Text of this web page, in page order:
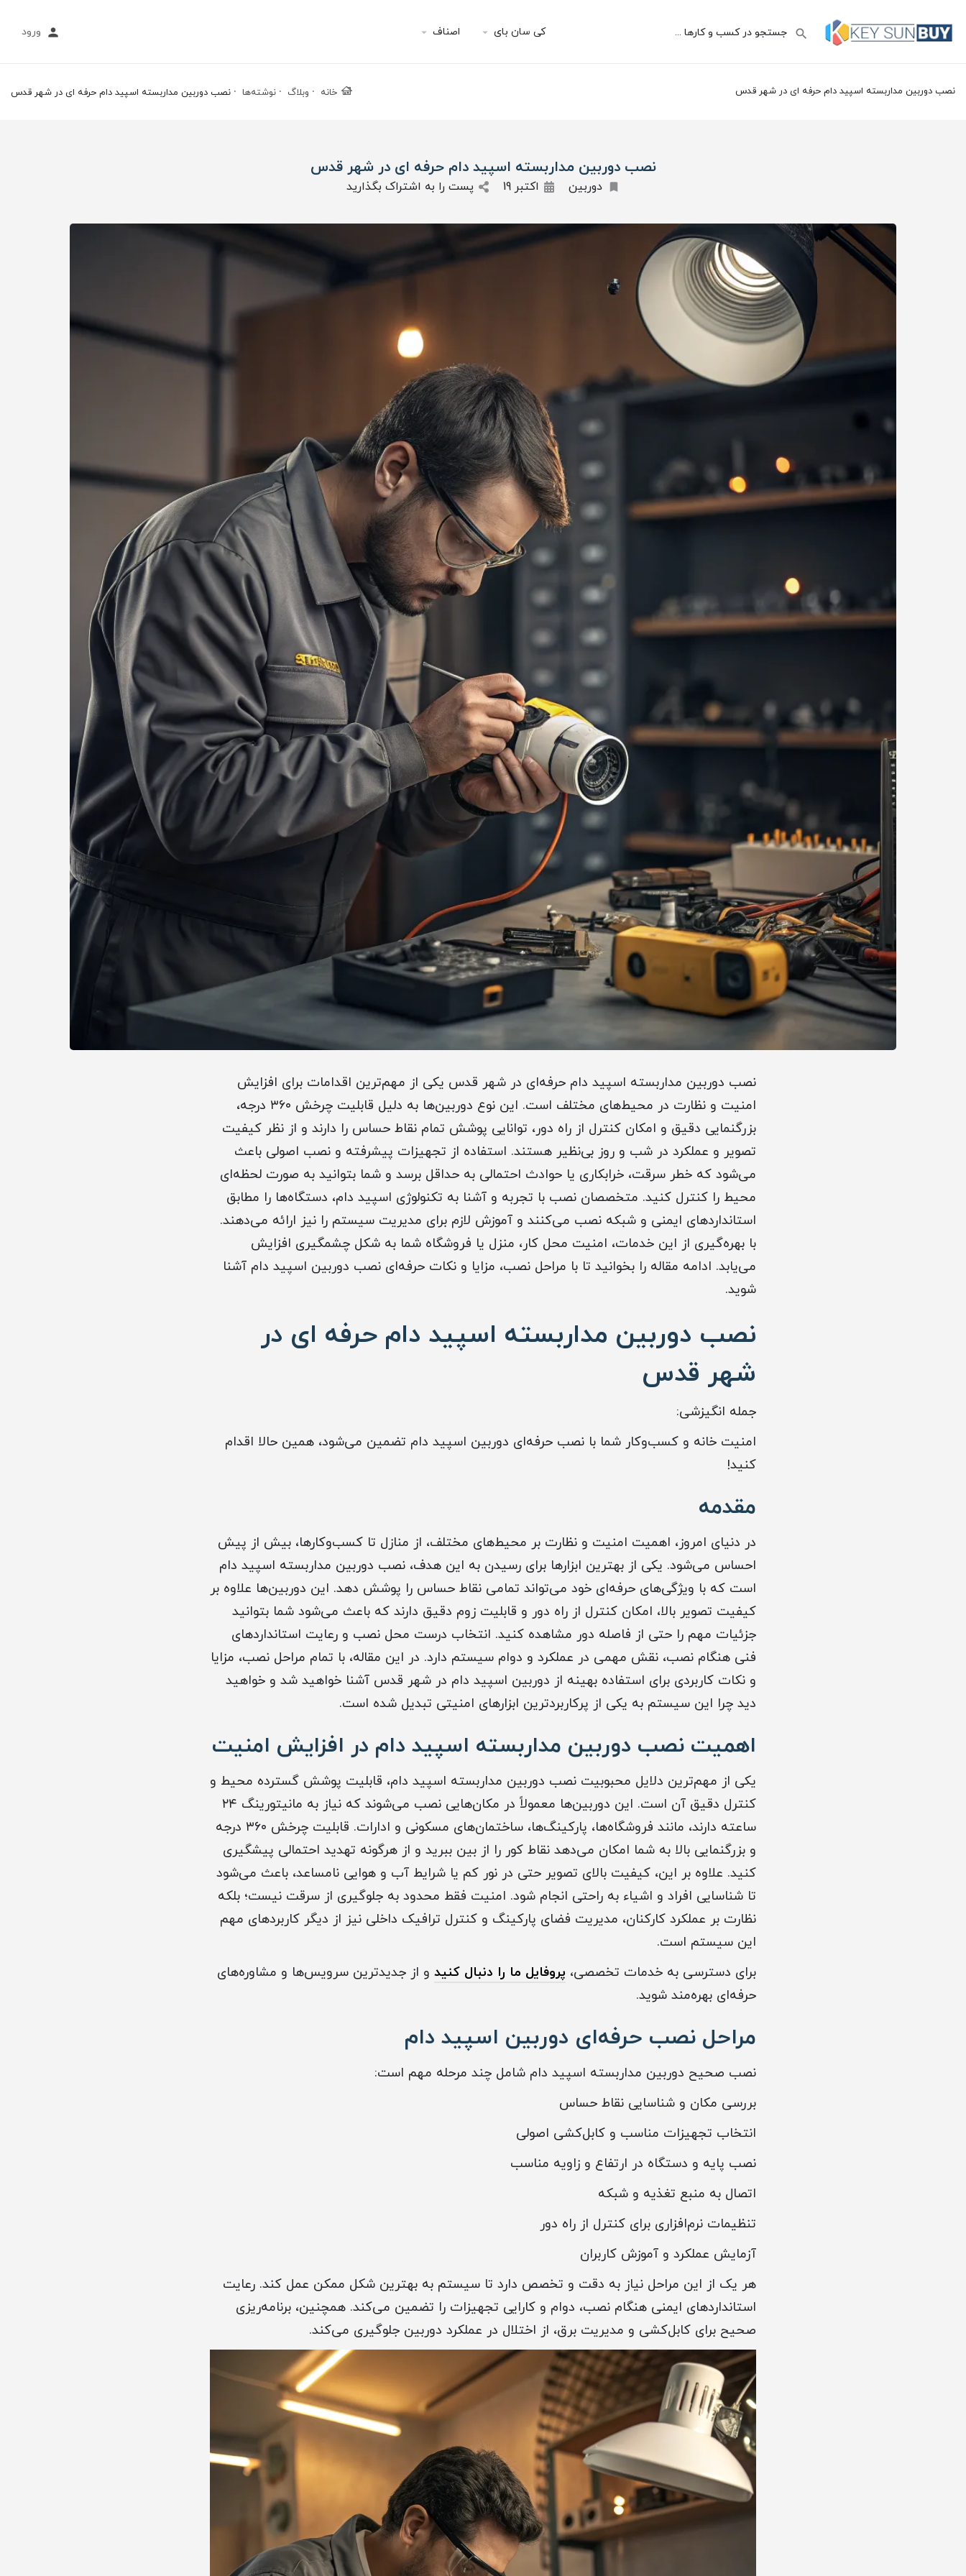
کی سان بای اصناف ورود
نصب دوربین مداربسته اسپید دام حرفه‌ ای در شهر قدس خانه وبلاگ نوشته‌ها نصب دوربین مداربسته اسپید دام حرفه‌ ای در شهر قدس
نصب دوربین مداربسته اسپید دام حرفه‌ ای در شهر قدس
دوربین اکتبر 19 پست را به اشتراک بگذارید
نصب دوربین مداربسته اسپید دام حرفه‌ای در شهر قدس یکی از مهم‌ترین اقدامات برای افزایش
امنیت و نظارت در محیط‌های مختلف است. این نوع دوربین‌ها به دلیل قابلیت چرخش ۳۶۰ درجه،
بزرگنمایی دقیق و امکان کنترل از راه دور، توانایی پوشش تمام نقاط حساس را دارند و از نظر کیفیت
تصویر و عملکرد در شب و روز بی‌نظیر هستند. استفاده از تجهیزات پیشرفته و نصب اصولی باعث
می‌شود که خطر سرقت، خرابکاری یا حوادث احتمالی به حداقل برسد و شما بتوانید به صورت لحظه‌ای
محیط را کنترل کنید. متخصصان نصب با تجربه و آشنا به تکنولوژی اسپید دام، دستگاه‌ها را مطابق
استانداردهای ایمنی و شبکه نصب می‌کنند و آموزش لازم برای مدیریت سیستم را نیز ارائه می‌دهند.
با بهره‌گیری از این خدمات، امنیت محل کار، منزل یا فروشگاه شما به شکل چشمگیری افزایش
می‌یابد. ادامه مقاله را بخوانید تا با مراحل نصب، مزایا و نکات حرفه‌ای نصب دوربین اسپید دام آشنا
شوید.
نصب دوربین مداربسته اسپید دام حرفه‌ ای در
شهر قدس
جمله انگیزشی:
امنیت خانه و کسب‌وکار شما با نصب حرفه‌ای دوربین اسپید دام تضمین می‌شود، همین حالا اقدام
کنید!
مقدمه
در دنیای امروز، اهمیت امنیت و نظارت بر محیط‌های مختلف، از منازل تا کسب‌وکارها، بیش از پیش
احساس می‌شود. یکی از بهترین ابزارها برای رسیدن به این هدف، نصب دوربین مداربسته اسپید دام
است که با ویژگی‌های حرفه‌ای خود می‌تواند تمامی نقاط حساس را پوشش دهد. این دوربین‌ها علاوه بر
کیفیت تصویر بالا، امکان کنترل از راه دور و قابلیت زوم دقیق دارند که باعث می‌شود شما بتوانید
جزئیات مهم را حتی از فاصله دور مشاهده کنید. انتخاب درست محل نصب و رعایت استانداردهای
فنی هنگام نصب، نقش مهمی در عملکرد و دوام سیستم دارد. در این مقاله، با تمام مراحل نصب، مزایا
و نکات کاربردی برای استفاده بهینه از دوربین اسپید دام در شهر قدس آشنا خواهید شد و خواهید
دید چرا این سیستم به یکی از پرکاربردترین ابزارهای امنیتی تبدیل شده است.
اهمیت نصب دوربین مداربسته اسپید دام در افزایش امنیت
یکی از مهم‌ترین دلایل محبوبیت نصب دوربین مداربسته اسپید دام، قابلیت پوشش گسترده محیط و
کنترل دقیق آن است. این دوربین‌ها معمولاً در مکان‌هایی نصب می‌شوند که نیاز به مانیتورینگ ۲۴
ساعته دارند، مانند فروشگاه‌ها، پارکینگ‌ها، ساختمان‌های مسکونی و ادارات. قابلیت چرخش ۳۶۰ درجه
و بزرگنمایی بالا به شما امکان می‌دهد نقاط کور را از بین ببرید و از هرگونه تهدید احتمالی پیشگیری
کنید. علاوه بر این، کیفیت بالای تصویر حتی در نور کم یا شرایط آب و هوایی نامساعد، باعث می‌شود
تا شناسایی افراد و اشیاء به راحتی انجام شود. امنیت فقط محدود به جلوگیری از سرقت نیست؛ بلکه
نظارت بر عملکرد کارکنان، مدیریت فضای پارکینگ و کنترل ترافیک داخلی نیز از دیگر کاربردهای مهم
این سیستم است.
برای دسترسی به خدمات تخصصی، پروفایل ما را دنبال کنید و از جدیدترین سرویس‌ها و مشاوره‌های
حرفه‌ای بهره‌مند شوید.
مراحل نصب حرفه‌ای دوربین اسپید دام
نصب صحیح دوربین مداربسته اسپید دام شامل چند مرحله مهم است:
بررسی مکان و شناسایی نقاط حساس
انتخاب تجهیزات مناسب و کابل‌کشی اصولی
نصب پایه و دستگاه در ارتفاع و زاویه مناسب
اتصال به منبع تغذیه و شبکه
تنظیمات نرم‌افزاری برای کنترل از راه دور
آزمایش عملکرد و آموزش کاربران
هر یک از این مراحل نیاز به دقت و تخصص دارد تا سیستم به بهترین شکل ممکن عمل کند. رعایت
استانداردهای ایمنی هنگام نصب، دوام و کارایی تجهیزات را تضمین می‌کند. همچنین، برنامه‌ریزی
صحیح برای کابل‌کشی و مدیریت برق، از اختلال در عملکرد دوربین جلوگیری می‌کند.